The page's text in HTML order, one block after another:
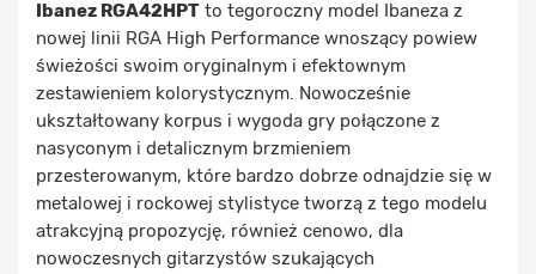
Ibanez RGA42HPT to tegoroczny model Ibaneza z
nowej linii RGA High Performance wnoszący powiew
świeżości swoim oryginalnym i efektownym
zestawieniem kolorystycznym. Nowocześnie
ukształtowany korpus i wygoda gry połączone z
nasyconym i detalicznym brzmieniem
przesterowanym, które bardzo dobrze odnajdzie się w
metalowej i rockowej stylistyce tworzą z tego modelu
atrakcyjną propozycję, również cenowo, dla
nowoczesnych gitarzystów szukających